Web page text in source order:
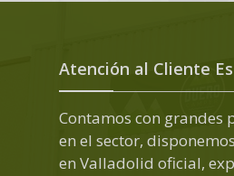
Atención al Cliente
Contamos con grandes
en el sector,
en Valladolid oficial,